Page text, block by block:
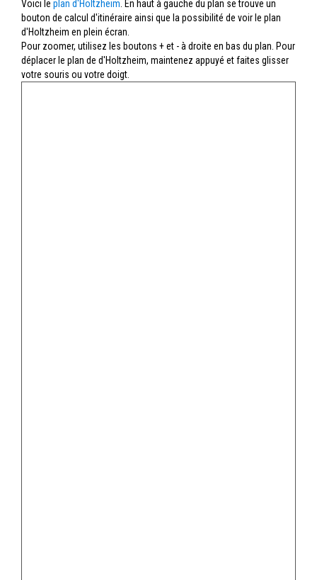
Voici le plan d'Holtzheim . En haut à gauche du plan se trouve un
bouton de calcul d'itinéraire ainsi que la possibilité de voir le plan
d'Holtzheim en plein écran.
Pour zoomer, utilisez les boutons + et - à droite en bas du plan. Pour
déplacer le plan de d'Holtzheim, maintenez appuyé et faites glisser
votre souris ou votre doigt.